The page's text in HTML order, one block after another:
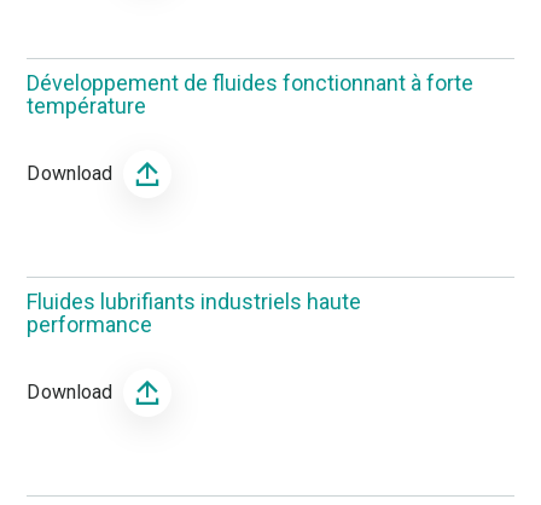
Développement de fluides fonctionnant à forte
température
Download
Fluides lubrifiants industriels haute
performance
Download